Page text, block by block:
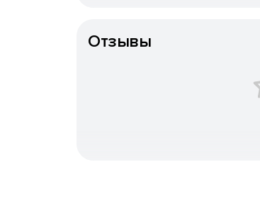
информацию о нужном
безопасность
злоумышленников благодаря
получает по электронной
Отзывы